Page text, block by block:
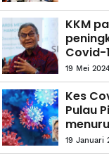
Covid-
KKM
Covid-
19 Mei
Kes
Pulau
19 Januari